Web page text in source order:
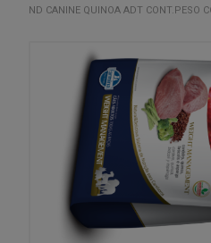
ND CANINE QUINOA ADT CONT.PESO